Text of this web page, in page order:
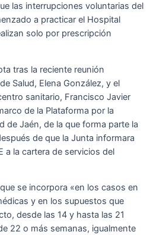
las interrupciones voluntarias del
a practicar el Hospital
solo por prescripción
tras la reciente reunión
Salud, Elena González, y el
sanitario, Francisco Javier
de la Plataforma por la
de Jaén, de la que forma parte la
de que la Junta informara
a la cartera de servicios del
se incorpora «en los casos en
y en los supuestos que
desde las 14 y hasta las 21
22 o más semanas, igualmente